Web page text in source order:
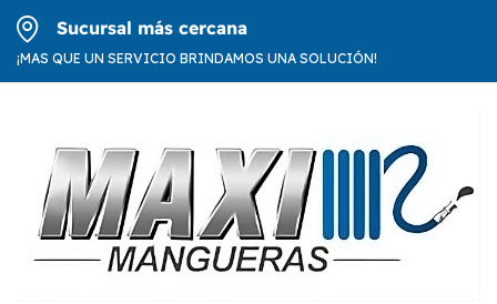
Sucursal más cercana
¡MAS QUE UN SERVICIO BRINDAMOS UNA SOLUCIÓN!